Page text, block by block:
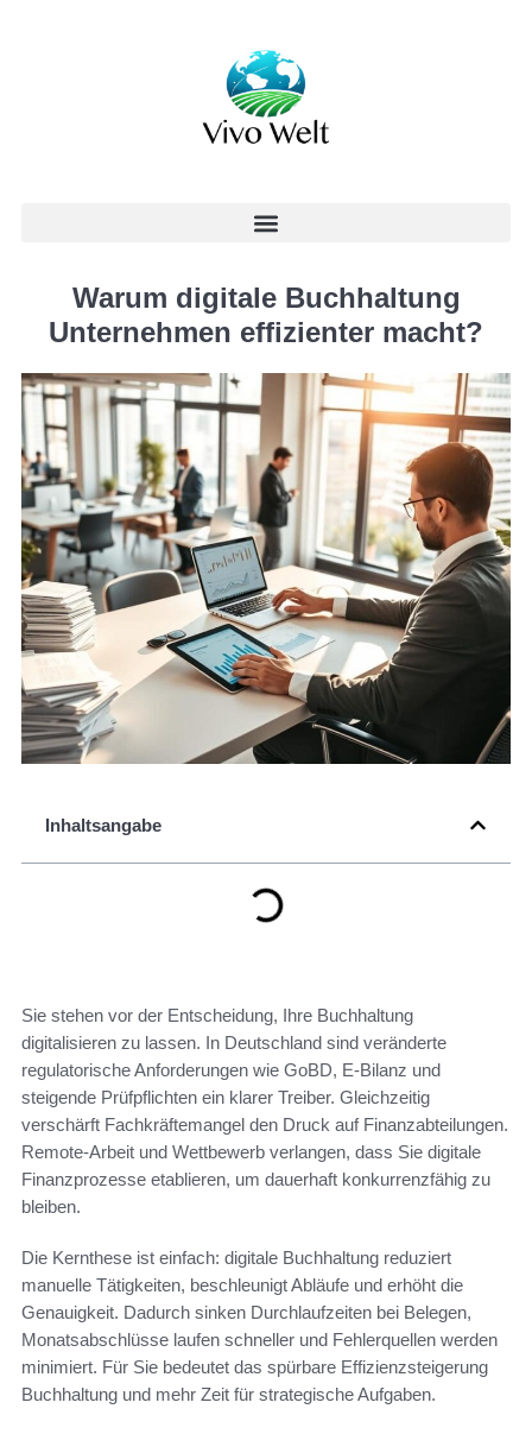
Warum digitale Buchhaltung
Unternehmen effizienter macht?
Inhaltsangabe
Sie stehen vor der Entscheidung, Ihre Buchhaltung
digitalisieren zu lassen. In Deutschland sind veränderte
regulatorische Anforderungen wie GoBD, E-Bilanz und
steigende Prüfpflichten ein klarer Treiber. Gleichzeitig
verschärft Fachkräftemangel den Druck auf Finanzabteilungen.
Remote-Arbeit und Wettbewerb verlangen, dass Sie digitale
Finanzprozesse etablieren, um dauerhaft konkurrenzfähig zu
bleiben.
Die Kernthese ist einfach: digitale Buchhaltung reduziert
manuelle Tätigkeiten, beschleunigt Abläufe und erhöht die
Genauigkeit. Dadurch sinken Durchlaufzeiten bei Belegen,
Monatsabschlüsse laufen schneller und Fehlerquellen werden
minimiert. Für Sie bedeutet das spürbare Effizienzsteigerung
Buchhaltung und mehr Zeit für strategische Aufgaben.